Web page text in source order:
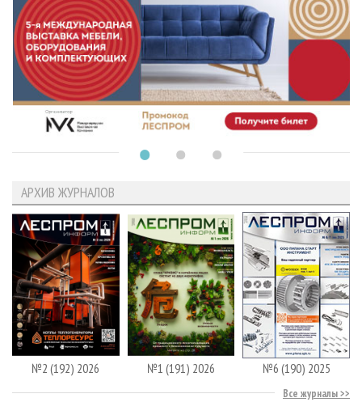
АРХИВ ЖУРНАЛОВ
№2 (192) 2026 №1 (191) 2026 №6 (190) 2025
Все журналы